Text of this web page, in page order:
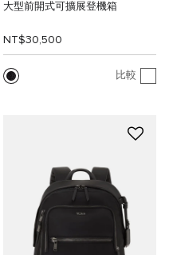
大型前開式可擴展登機箱
NT$30,500
比較